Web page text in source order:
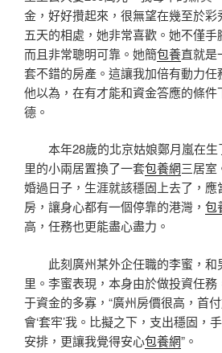
金，好好攢起來，很無望在幾至於
五天的相處，她非常喜歡。她不僅手
而且非常聰明可靠。她簡包養直就是
套不錯的房產。這讓我加倍有動力任
他以為，在有才能和資金答應的條件
德。
本年28歲的北京姑娘鄭月嵐在生
里的小兩居置換了一套包養網三居室
婚過日子，生涯就該穩固上去了，
房，讓身心都有一個停靠的港灣， 包
高，任務也更能盡心盡力。
此刻廣州某外企任職的李蜜，和
里。李蜜表現，本身由於做投資任務
于資金的多寡，“廣州房價很高，首
會‘套牢’我。比擬之下，支出穩固，
安排，更讓我覺得安心包養網”。